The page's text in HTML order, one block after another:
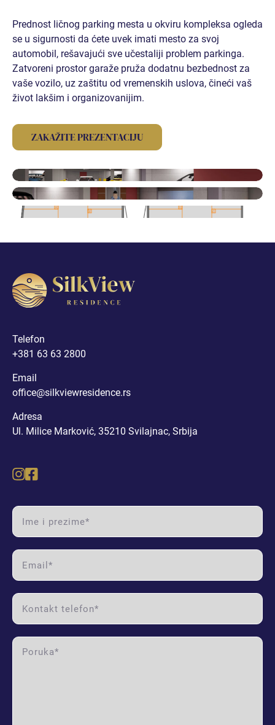
JEDNOSOBAN STAN IV (RASPRODATO)
JEDNOSOBAN STAN V (RASPRODATO)
DVOSOBAN
DVOSOBAN STAN I (RASPRODATO)
DVOSOBAN STAN IV
DVOSOBAN STAN VII (RASPRODATO)
DVOSOBAN STAN VIII
DVOSOBAN STAN X (RASPRODATO)
TROSOBAN STAN I
PENTHOUSE
PENTHOUSE I (RASPRODATO)
Prednost ličnog parking mesta u okviru kompleksa ogleda
se u sigurnosti da ćete uvek imati mesto za svoj
automobil, rešavajući sve učestaliji problem parkinga.
Zatvoreni prostor garaže pruža dodatnu bezbednost za
vaše vozilo, uz zaštitu od vremenskih uslova, čineći vaš
život lakšim i organizovanijim.
ZAKAŽITE PREZENTACIJU
Telefon
+381 63 63 2800
Email
office@silkviewresidence.rs
Adresa
Ul. Milice Marković, 35210 Svilajnac, Srbija
name label
email label
phone label
message label